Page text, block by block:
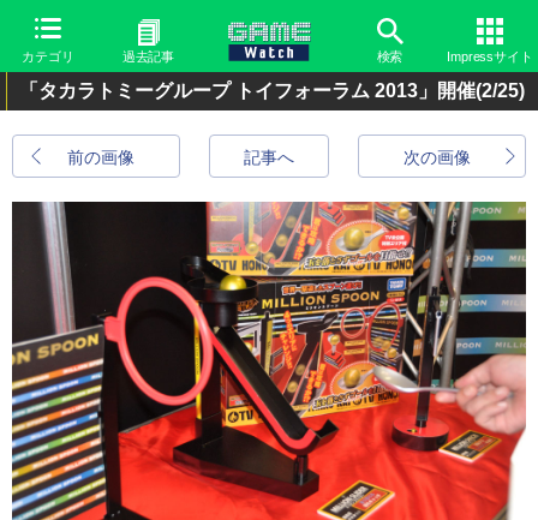
カテゴリ 過去記事 検索 Impressサイト
「タカラトミーグループ トイフォーラム 2013」開催(2/25)
前の画像 次の画像
記事へ